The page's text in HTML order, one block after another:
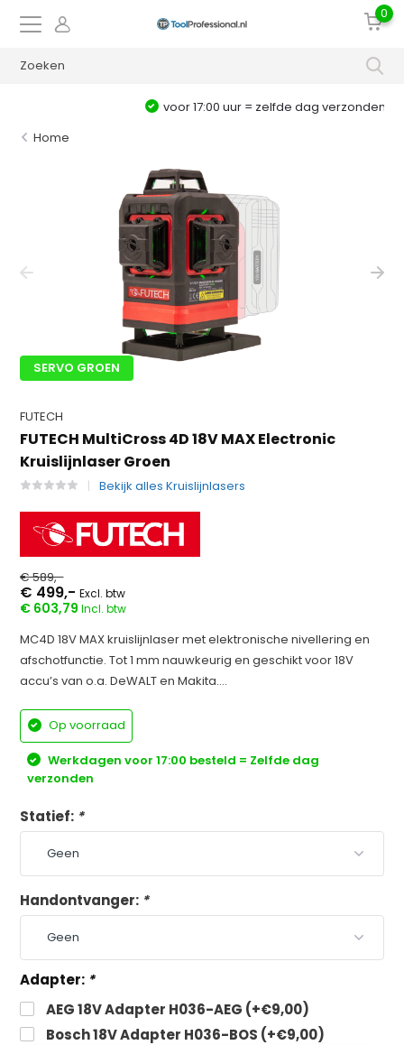
0
voor 17:00 uur = zelfde dag verzonden
Home
SERVO GROEN
FUTECH
FUTECH MultiCross 4D 18V MAX Electronic
Kruislijnlaser Groen
Bekijk alles Kruislijnlasers
€ 589,-
€ 499,-Excl. btw
€ 603,79Incl. btw
MC4D 18V MAX kruislijnlaser met elektronische nivellering en
afschotfunctie. Tot 1 mm nauwkeurig en geschikt voor 18V
accu’s van o.a. DeWALT en Makita....
Op voorraad
Werkdagen voor 17:00 besteld = Zelfde dag
verzonden
Statief: *
Handontvanger: *
Adapter: *
AEG 18V Adapter H036-AEG (+€9,00)
Bosch 18V Adapter H036-BOS (+€9,00)